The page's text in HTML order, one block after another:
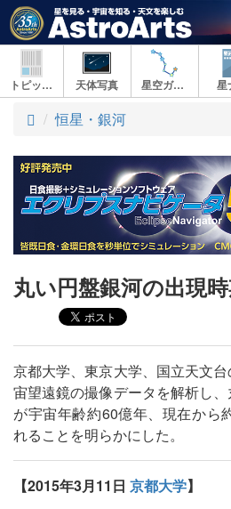
トピックス 天体写真 星空ガイド 星
ト
プ
恒星・銀河
丸い円盤銀河の出現
京都大学、東京大学、国立天文
宙望遠鏡の撮像データを解析し
が宇宙年齢約60億年、現在から
れることを明らかにした。
【2015年3月11日 京都大学】